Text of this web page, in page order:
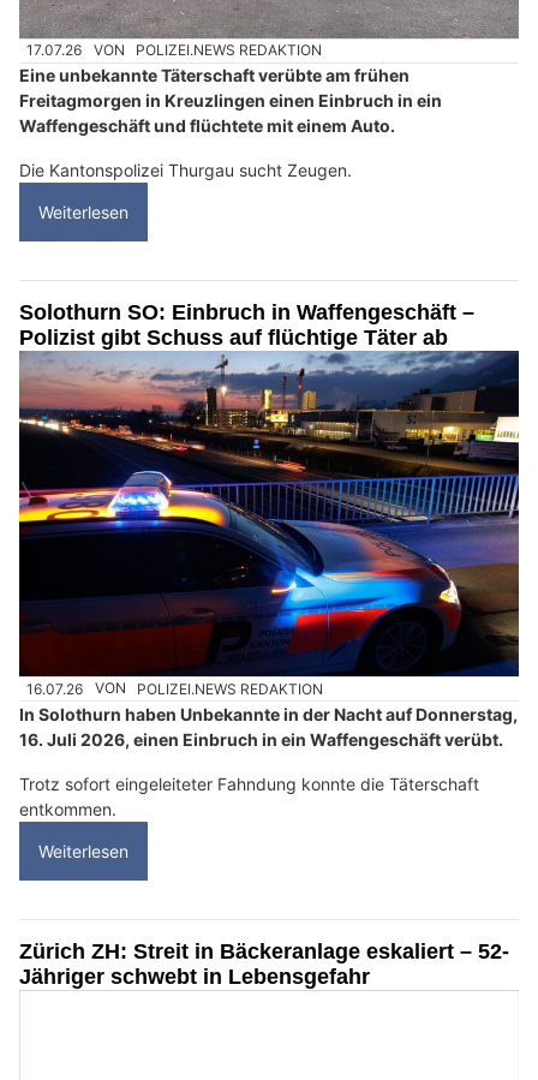
17.07.26 VON POLIZEI.NEWS REDAKTION
Eine unbekannte Täterschaft verübte am frühen
Freitagmorgen in Kreuzlingen einen Einbruch in ein
Waffengeschäft und flüchtete mit einem Auto.
Die Kantonspolizei Thurgau sucht Zeugen.
Weiterlesen
Solothurn SO: Einbruch in Waffengeschäft –
Polizist gibt Schuss auf flüchtige Täter ab
16.07.26 VON POLIZEI.NEWS REDAKTION
In Solothurn haben Unbekannte in der Nacht auf Donnerstag,
16. Juli 2026, einen Einbruch in ein Waffengeschäft verübt.
Trotz sofort eingeleiteter Fahndung konnte die Täterschaft
entkommen.
Weiterlesen
Zürich ZH: Streit in Bäckeranlage eskaliert – 52-
Jähriger schwebt in Lebensgefahr